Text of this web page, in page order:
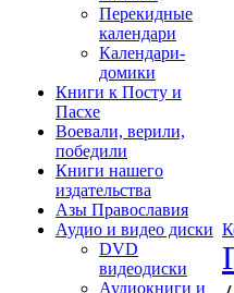
Перекидные
календари
Календари-
домики
Книги к Посту и
Пасхе
Воевали, верили,
победили
Книги нашего
издательства
Азы Православия
Аудио и видео диски
DVD
видеодиски
Аудиокниги и